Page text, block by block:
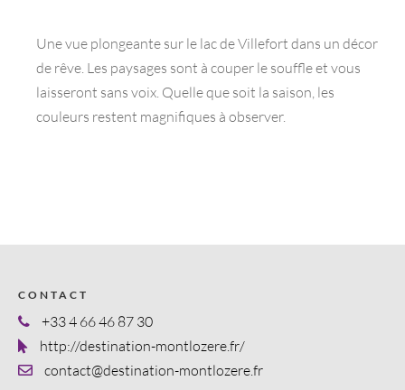
Une vue plongeante sur le lac de Villefort dans un décor
de rêve. Les paysages sont à couper le souffle et vous
laisseront sans voix. Quelle que soit la saison, les
couleurs restent magnifiques à observer.
CONTACT
+33 4 66 46 87 30
http://destination-montlozere.fr/
contact@destination-montlozere.fr